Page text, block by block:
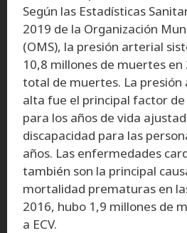
Según las Estadísticas
2019 de la Organización
(OMS), la presión arterial
10,8 millones de muertes en
total de muertes. La presión
alta fue el principal factor
para los años de vida
discapacidad para las
años. Las enfermedades
también son la principal
mortalidad prematuras en
2016, hubo 1,9 millones de
a ECV.